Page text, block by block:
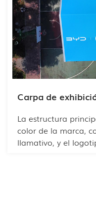
cada participante
lo que necesitaba.
aprovechar el
interna y así
distintivas. La
espacio interior y
de visitantes.
Carpa de
La estructura
color de la marca,
llamativo, y el